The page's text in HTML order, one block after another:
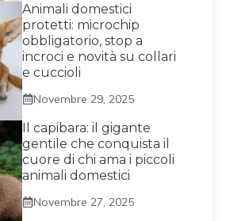
Animali domestici
protetti: microchip
obbligatorio, stop a
incroci e novità su collari
e cuccioli
Novembre 29, 2025
Il capibara: il gigante
gentile che conquista il
cuore di chi ama i piccoli
animali domestici
Novembre 27, 2025